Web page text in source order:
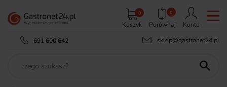
Koszyk
0 0
Porównaj
Konto
691 600 642
sklep@gastronet24.pl
